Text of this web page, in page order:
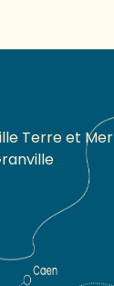
Terre et Mer